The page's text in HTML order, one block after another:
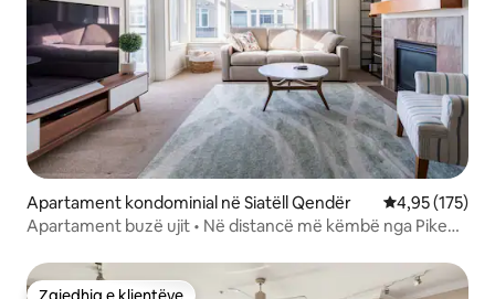
Apartament kondominial në Siatëll Qendër Vlerësimi
4,95 (175)
Apartament buzë ujit • Në distancë më këmbë nga Pike